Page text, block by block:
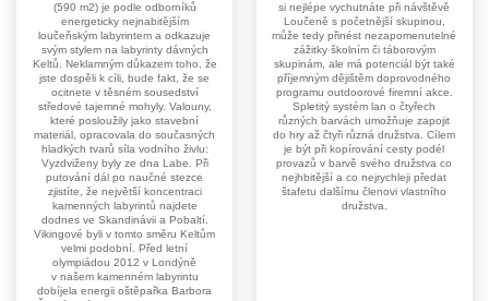
(590 m2) je podle odborníků
energeticky nejnabitějším
loučeňským labyrintem a odkazuje
svým stylem na labyrinty dávných
Keltů. Neklamným důkazem toho, že
jste dospěli k cíli, bude fakt, že se
ocitnete v těsném sousedství
středové tajemné mohyly. Valouny,
které posloužily jako stavební
materiál, opracovala do současných
hladkých tvarů síla vodního živlu:
Vyzdviženy byly ze dna Labe. Při
putování dál po naučné stezce
zjistíte, že největší koncentraci
kamenných labyrintů najdete
dodnes ve Skandinávii a Pobaltí.
Vikingové byli v tomto směru Keltům
velmi podobní. Před letní
olympiádou 2012 v Londýně
v našem kamenném labyrintu
dobíjela energii oštěpařka Barbora
si nejlépe vychutnáte při návštěvě
Loučeně s početnější skupinou,
může tedy přinést nezapomenutelné
zážitky školním či táborovým
skupinám, ale má potenciál být také
příjemným dějištěm doprovodného
programu outdoorové firemní akce.
Spletitý systém lan o čtyřech
různých barvách umožňuje zapojit
do hry až čtyři různá družstva. Cílem
je být při kopírování cesty podél
provazů v barvě svého družstva co
nejhbitější a co nejrychleji předat
štafetu dalšímu členovi vlastního
družstva.